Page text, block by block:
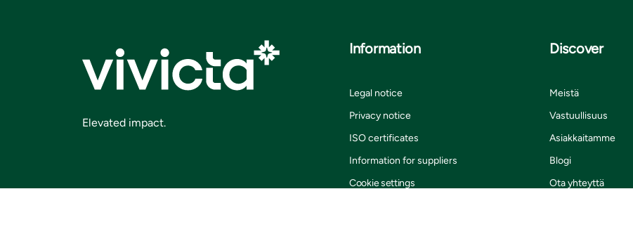
Elevated impact.
Information
Legal notice
Privacy notice
ISO certificates
Information for suppliers
Cookie settings
Discover
Meistä
Vastuullisuus
Asiakkaitamme
Blogi
Ota yhteyttä